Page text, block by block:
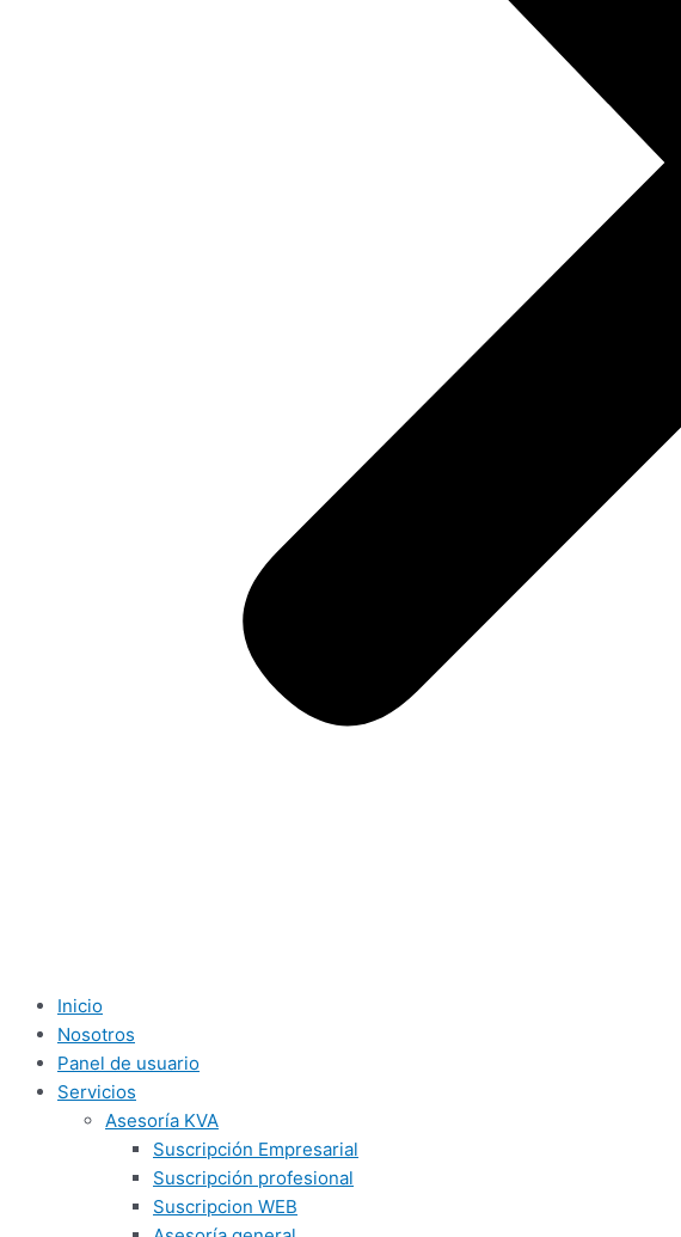
Inicio
Nosotros
Panel de usuario
Servicios
Asesoría KVA
Suscripción Empresarial
Suscripción profesional
Suscripcion WEB